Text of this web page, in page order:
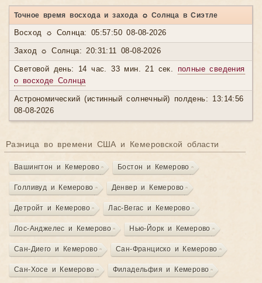
Точное время восхода и захода ☼ Солнца в Сиэтле
Восход ☼ Солнца: 05:57:50 08-08-2026
Заход ☼ Солнца: 20:31:11 08-08-2026
Световой день: 14 час. 33 мин. 21 сек. полные сведения
о восходе Солнца
Астрономический (истинный солнечный) полдень: 13:14:56
08-08-2026
Разница во времени США и Кемеровской области
Вашингтон и Кемерово Бостон и Кемерово
Голливуд и Кемерово Денвер и Кемерово
Детройт и Кемерово Лас-Вегас и Кемерово
Лос-Анджелес и Кемерово Нью-Йорк и Кемерово
Сан-Диего и Кемерово Сан-Франциско и Кемерово
Сан-Хосе и Кемерово Филадельфия и Кемерово